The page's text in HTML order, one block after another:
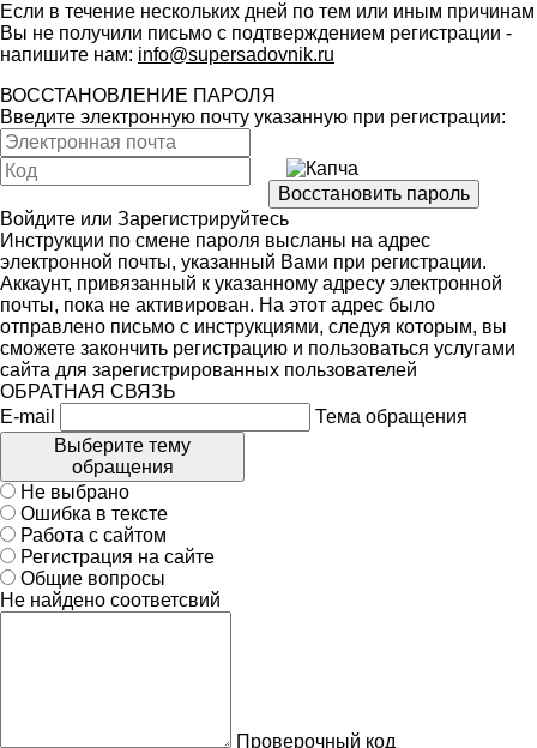
Если в течение нескольких дней по тем или иным причинам
Вы не получили письмо с подтверждением регистрации -
напишите нам: info@supersadovnik.ru
ВОССТАНОВЛЕНИЕ ПАРОЛЯ
Введите электронную почту указанную при регистрации:
Войдите или Зарегистрируйтесь
Инструкции по смене пароля высланы на адрес
электронной почты, указанный Вами при регистрации.
Аккаунт, привязанный к указанному адресу электронной
почты, пока не активирован. На этот адрес было
отправлено письмо с инструкциями, следуя которым, вы
сможете закончить регистрацию и пользоваться услугами
сайта для зарегистрированных пользователей
ОБРАТНАЯ СВЯЗЬ
E-mail
Тема обращения
Выберите тему
обращения
Не выбрано
Ошибка в тексте
Работа с сайтом
Регистрация на сайте
Общие вопросы
Не найдено соответсвий
Проверочный код